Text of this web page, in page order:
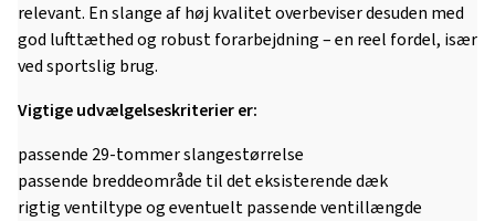
relevant. En slange af høj kvalitet overbeviser desuden med
god lufttæthed og robust forarbejdning – en reel fordel, især
ved sportslig brug.
Vigtige udvælgelseskriterier er:
passende 29-tommer slangestørrelse
passende breddeområde til det eksisterende dæk
rigtig ventiltype og eventuelt passende ventillængde